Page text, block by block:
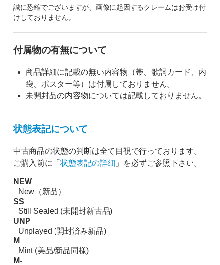
誠に恐縮でございますが、画像に起因するクレームはお受け付
けしておりません。
付属物の有無について
商品詳細に記載の無い内容物（帯、歌詞カード、内
袋、ポスター等）は付属しておりません。
未開封品の内容物については記載しておりません。
状態表記について
中古商品の状態の判断は全て目視で行っております。
ご購入前に「 状態表記の詳細 」を必ずご参照下さい。
NEW
New（新品）
SS
Still Sealed (未開封新古品)
UNP
Unplayed (開封済み新品)
M
Mint (美品/新品同様)
M-